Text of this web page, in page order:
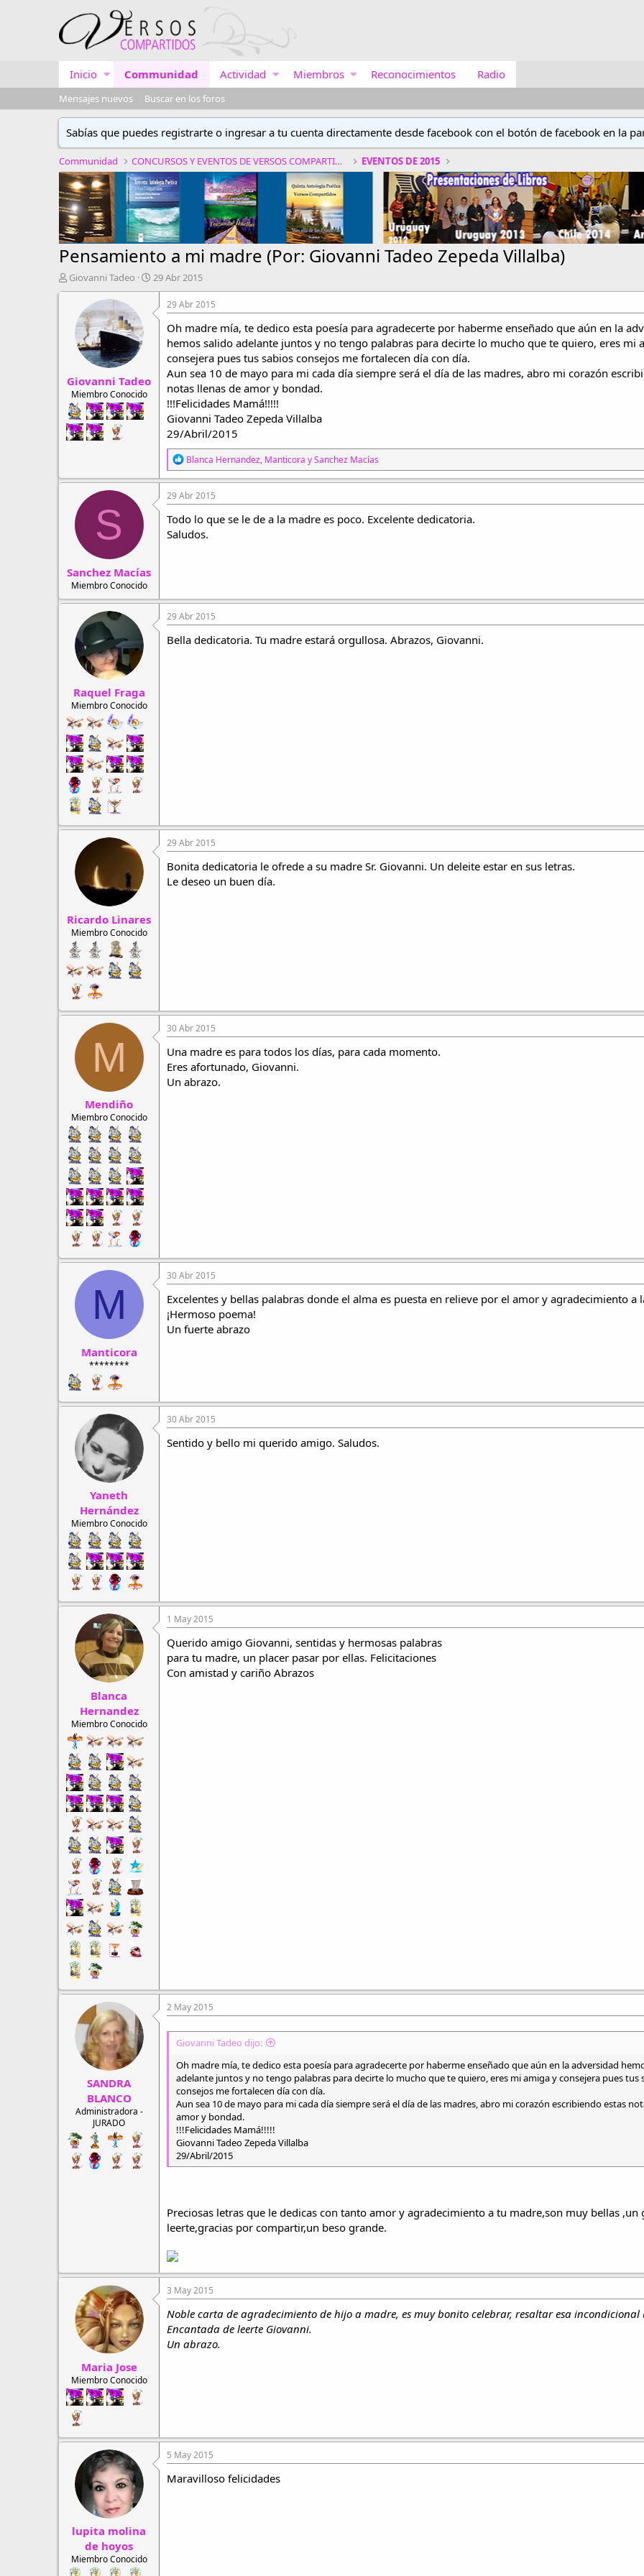
Inicio Communidad Actividad Miembros Reconocimientos Radio
Mensajes nuevos Buscar en los foros
Sabías que puedes registrarte o ingresar a tu cuenta directamente desde facebook con el botón de facebook en la
Communidad CONCURSOS Y EVENTOS DE VERSOS COMPARTIDOS EVENTOS DE 2015
Pensamiento a mi madre (Por: Giovanni Tadeo Zepeda Villalba)
A
u
i
o
Giovanni Tadeo
F
e
h
29 Abr 2015
Giovanni Tadeo
Miembro Conocido
29 Abr 2015
Oh madre mía, te dedico esta poesía para agradecerte por haberme enseñado que aún en la
hemos salido adelante juntos y no tengo palabras para decirte lo mucho que te quiero, eres mi
consejera pues tus sabios consejos me fortalecen día con día.
Aun sea 10 de mayo para mi cada día siempre será el día de las madres, abro mi corazón
notas llenas de amor y bondad.
!!!Felicidades Mamá!!!!!
Giovanni Tadeo Zepeda Villalba
29/Abril/2015
R
e
a
c
c
i
o
n
Blanca Hernandez, Manticora ySanchez Macías
S
Sanchez Macías
Miembro Conocido
29 Abr 2015
Todo lo que se le de a la madre es poco. Excelente dedicatoria.
Saludos.
Raquel Fraga
Miembro Conocido
29 Abr 2015
Bella dedicatoria. Tu madre estará orgullosa. Abrazos, Giovanni.
Ricardo Linares
Miembro Conocido
29 Abr 2015
Bonita dedicatoria le ofrede a su madre Sr. Giovanni. Un deleite estar en sus letras.
Le deseo un buen día.
M
Mendiño
Miembro Conocido
30 Abr 2015
Una madre es para todos los días, para cada momento.
Eres afortunado, Giovanni.
Un abrazo.
M
Manticora
********
30 Abr 2015
Excelentes y bellas palabras donde el alma es puesta en relieve por el amor y agradecimiento a
¡Hermoso poema!
Un fuerte abrazo
Yaneth
Hernández
Miembro Conocido
30 Abr 2015
Sentido y bello mi querido amigo. Saludos.
Blanca
Hernandez
Miembro Conocido
1 May 2015
Querido amigo Giovanni, sentidas y hermosas palabras
para tu madre, un placer pasar por ellas. Felicitaciones
Con amistad y cariño Abrazos
SANDRA
BLANCO
Administradora -
JURADO
2 May 2015
Giovanni Tadeo dijo:
Oh madre mía, te dedico esta poesía para agradecerte por haberme enseñado que aún en la adversidad
adelante juntos y no tengo palabras para decirte lo mucho que te quiero, eres mi amiga y consejera pues tus
consejos me fortalecen día con día.
Aun sea 10 de mayo para mi cada día siempre será el día de las madres, abro mi corazón escribiendo estas
amor y bondad.
!!!Felicidades Mamá!!!!!
Giovanni Tadeo Zepeda Villalba
29/Abril/2015
Preciosas letras que le dedicas con tanto amor y agradecimiento a tu madre,son muy bellas ,un
leerte,gracias por compartir,un beso grande.
Maria Jose
Miembro Conocido
3 May 2015
Noble carta de agradecimiento de hijo a madre, es muy bonito celebrar, resaltar esa incondicional
Encantada de leerte Giovanni.
Un abrazo.
lupita molina
de hoyos
Miembro Conocido
5 May 2015
Maravilloso felicidades